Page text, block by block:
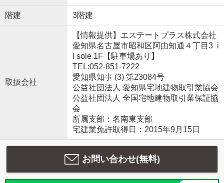
階建 3階建
取扱会社
【情報提供】エステートプラス株式会社
愛知県名古屋市昭和区阿由知通４丁目3 i
l sole 1F【駐車場あり】
TEL:052-851-7222
愛知県知事 (3) 第23084号
公益社団法人 愛知県宅地建物取引業協会
公益社団法人 全国宅地建物取引業保証協
会
所属支部：名南東支部
宅建業免許取得日：2015年9月15日
お問い合わせ(無料)